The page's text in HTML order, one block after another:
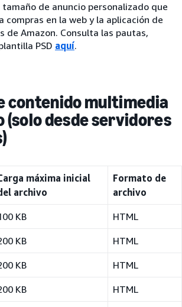
tamaño de anuncio personalizado que
compras en la web y la aplicación de
de Amazon. Consulta las pautas,
PSD aquí.
contenido multimedia
(solo desde servidores
máxima inicial
archivo
Formato de
archivo
KB HTML
KB HTML
KB HTML
KB HTML